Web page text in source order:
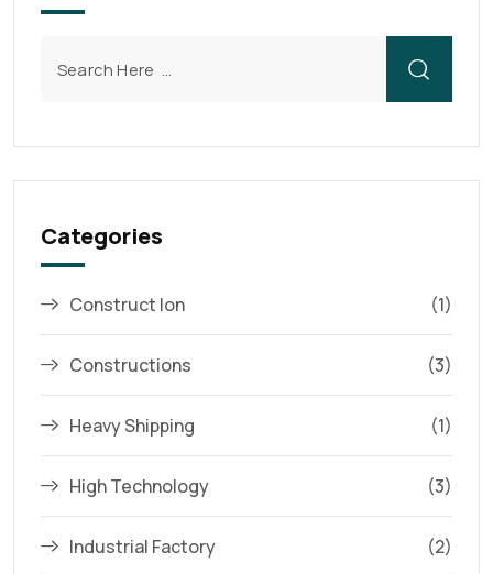
Categories
Construct Ion (1)
Constructions (3)
Heavy Shipping (1)
High Technology (3)
Industrial Factory (2)